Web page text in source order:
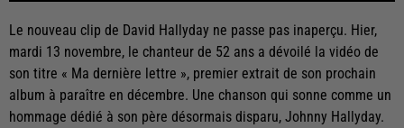
Le nouveau clip de David Hallyday ne passe pas inaperçu. Hier,
mardi 13 novembre, le chanteur de 52 ans a dévoilé la vidéo de
son titre « Ma dernière lettre », premier extrait de son prochain
album à paraître en décembre. Une chanson qui sonne comme un
hommage dédié à son père désormais disparu, Johnny Hallyday.